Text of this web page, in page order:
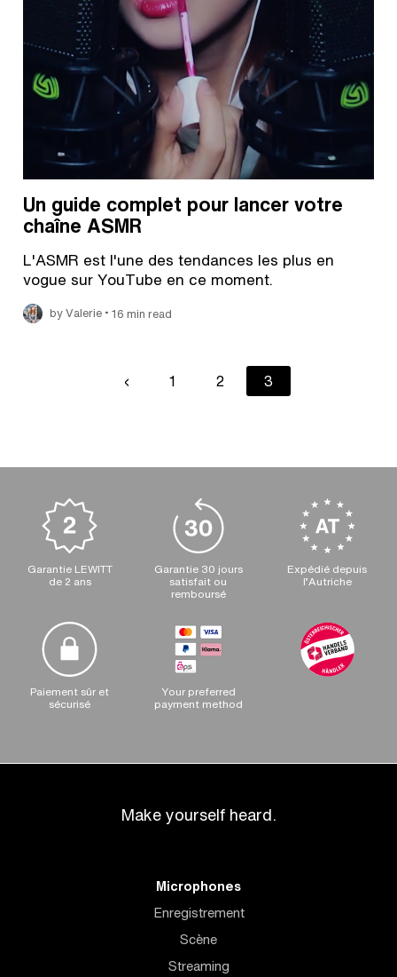
Un guide complet pour lancer votre
chaîne ASMR
L'ASMR est l'une des tendances les plus en
vogue sur YouTube en ce moment.
by Valerie • 16 min read
Previous
‹ Page
1 Page
2
Current
page
3
Garantie LEWITT
de 2 ans
Garantie 30 jours
satisfait ou
remboursé
Expédié depuis
l’Autriche
Paiement sûr et
sécurisé
Your preferred
payment method
Make yourself heard.
Microphones
Enregistrement
Scène
Streaming